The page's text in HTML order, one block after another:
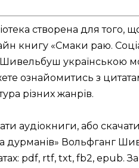
створена для того,
книгу «Смаки раю.
українською
ознайомитись з
різних жанрів.
аудіокниги, або
дурманів» Вольфганг
pdf, rtf, txt, fb2, epub.